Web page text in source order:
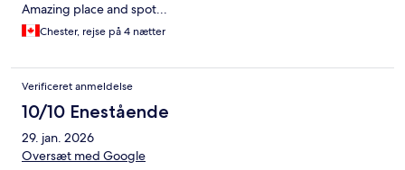
Amazing place and spot...
Chester, rejse på 4 nætter
Verificeret anmeldelse
10/10 Enestående
29. jan. 2026
Oversæt med Google